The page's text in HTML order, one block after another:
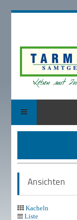
Ansichten
Kacheln
Liste